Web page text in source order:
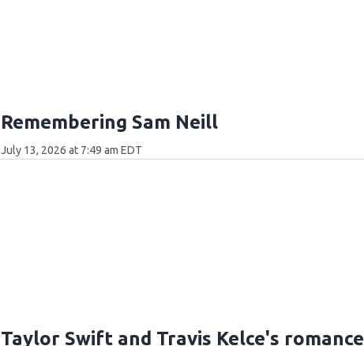
Remembering Sam Neill
July 13, 2026 at 7:49 am EDT
Taylor Swift and Travis Kelce's romance